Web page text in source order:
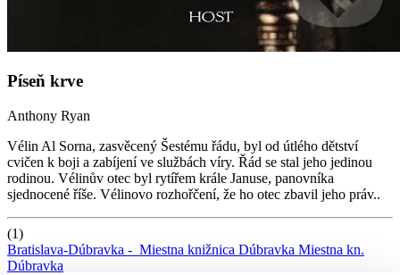
Píseň krve
Anthony Ryan
Vélin Al Sorna, zasvěcený Šestému řádu, byl od útlého dětství
cvičen k boji a zabíjení ve službách víry. Řád se stal jeho jedinou
rodinou. Vélinův otec byl rytířem krále Januse, panovníka
sjednocené říše. Vélinovo rozhořčení, že ho otec zbavil jeho práv..
(1)
Bratislava-Dúbravka - Miestna knižnica Dúbravka Miestna kn.
Dúbravka